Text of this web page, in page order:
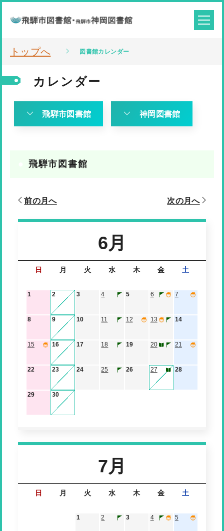
トップへ 図書館カレンダー
カレンダー
飛騨市図書館 神岡図書館
飛騨市図書館
前の月へ 次の月へ
6月
日 月 火 水 木 金 土
1 2 3 4 5 6 7
8 9 10 11 12 13 14
15 16 17 18 19 20 21
22 23 24 25 26 27 28
29 30
7月
日 月 火 水 木 金 土
1 2 3 4 5